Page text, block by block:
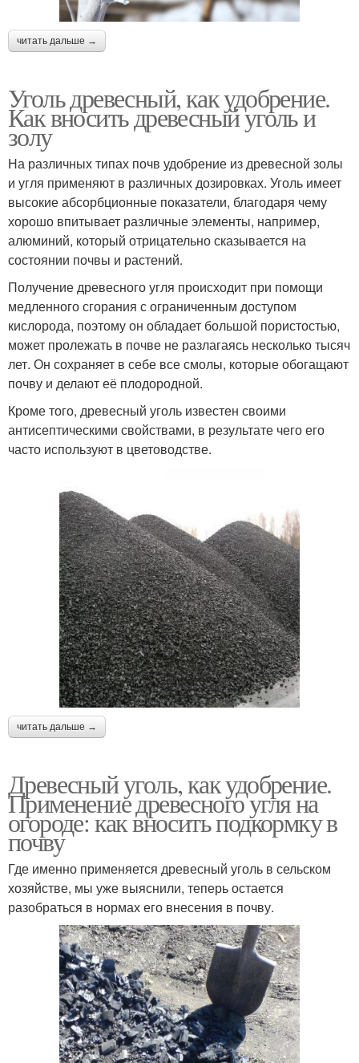
читать дальше →
Уголь древесный, как удобрение.
Как вносить древесный уголь и
золу
На различных типах почв удобрение из древесной золы
и угля применяют в различных дозировках. Уголь имеет
высокие абсорбционные показатели, благодаря чему
хорошо впитывает различные элементы, например,
алюминий, который отрицательно сказывается на
состоянии почвы и растений.
Получение древесного угля происходит при помощи
медленного сгорания с ограниченным доступом
кислорода, поэтому он обладает большой пористостью,
может пролежать в почве не разлагаясь несколько тысяч
лет. Он сохраняет в себе все смолы, которые обогащают
почву и делают её плодородной.
Кроме того, древесный уголь известен своими
антисептическими свойствами, в результате чего его
часто используют в цветоводстве.
читать дальше →
Древесный уголь, как удобрение.
Применение древесного угля на
огороде: как вносить подкормку в
почву
Где именно применяется древесный уголь в сельском
хозяйстве, мы уже выяснили, теперь остается
разобраться в нормах его внесения в почву.